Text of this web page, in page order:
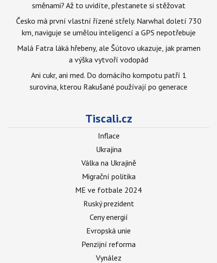
směnami? Až to uvidíte, přestanete si stěžovat
Česko má první vlastní řízené střely. Narwhal doletí 730
km, naviguje se umělou inteligencí a GPS nepotřebuje
Malá Fatra láká hřebeny, ale Šútovo ukazuje, jak pramen
a výška vytvoří vodopád
Ani cukr, ani med. Do domácího kompotu patří 1
surovina, kterou Rakušané používají po generace
Tiscali.cz
Inflace
Ukrajina
Válka na Ukrajině
Migrační politika
ME ve fotbale 2024
Ruský prezident
Ceny energií
Evropská unie
Penzijní reforma
Vynález